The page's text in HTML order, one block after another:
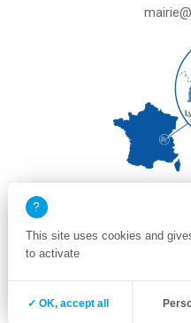
le vendredi de 8h30
un samedi matin
Zone membre
Politique de
This site uses cookies and
to activate
✓ OK, accept all